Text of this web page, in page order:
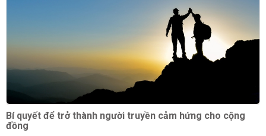
Bí quyết để trở thành người truyền cảm hứng cho cộng
đồng